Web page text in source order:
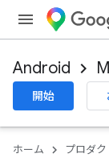
Android
開始
ホーム プロダク